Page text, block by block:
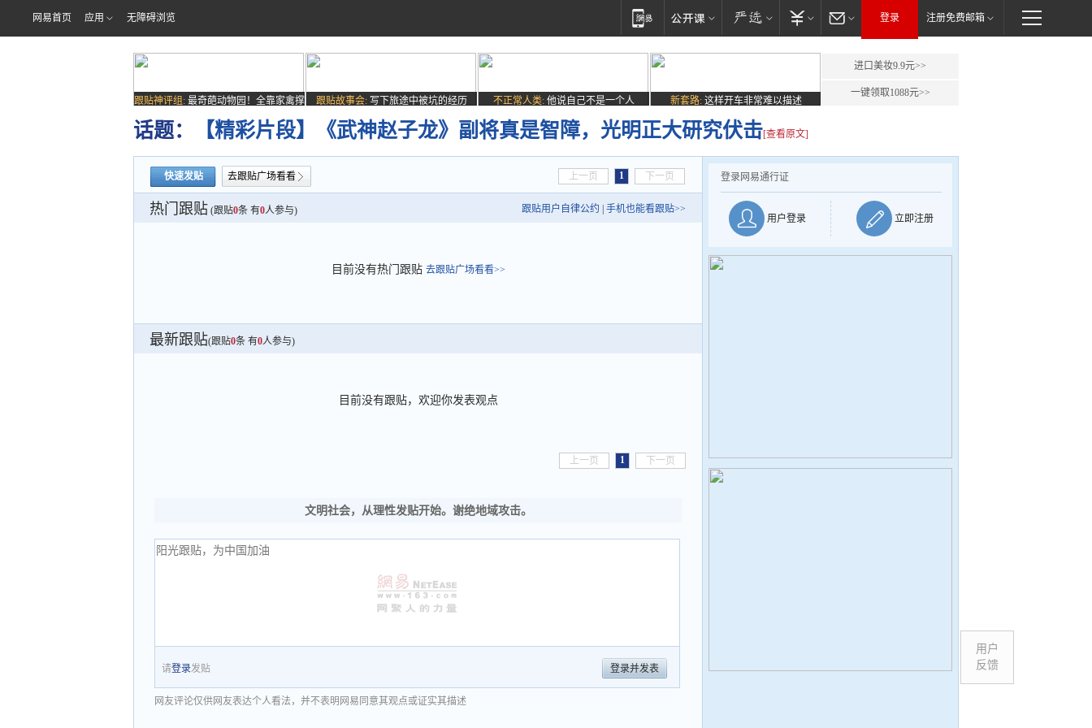
网易首页 应用 无障碍浏览 登录 注册免费邮箱
跟贴神评组: 最奇葩动物园！全靠家禽撑
场子
跟贴故事会: 写下旅途中被坑的经历 不正常人类: 他说自己不是一个人 新套路: 这样开车非常难以描述
进口美妆9.9元>>
一键领取1088元>>
话题： 【精彩片段】《武神赵子龙》副将真是智障，光明正大研究伏击[查看原文]
快速发贴 去跟贴广场看看 上一页 1 下一页
热门跟贴 (跟贴0条 有0人参与) 跟贴用户自律公约 手机也能看跟贴>>
目前没有热门跟贴 去跟贴广场看看>>
最新跟贴(跟贴0条 有0人参与)
目前没有跟贴，欢迎你发表观点
上一页 1 下一页
文明社会，从理性发贴开始。谢绝地域攻击。
请登录发贴 登录并发表
网友评论仅供网友表达个人看法，并不表明网易同意其观点或证实其描述
登录网易通行证
用户登录 立即注册
用户
反馈